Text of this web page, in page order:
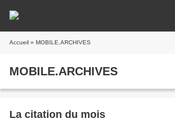
Accueil » MOBILE.ARCHIVES
MOBILE.ARCHIVES
La citation du mois